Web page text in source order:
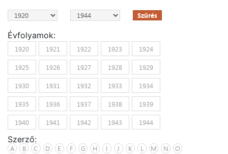
Szűrés
Évfolyamok:
1920 1921 1922 1923
1924
1925
1926 1927 1928
1929
1930
1931 1932 1933
1934
1935
1936 1937 1938
1939
1940
1941 1942 1943 1944
Szerző:
A B C D E F G H I J K L M N
O